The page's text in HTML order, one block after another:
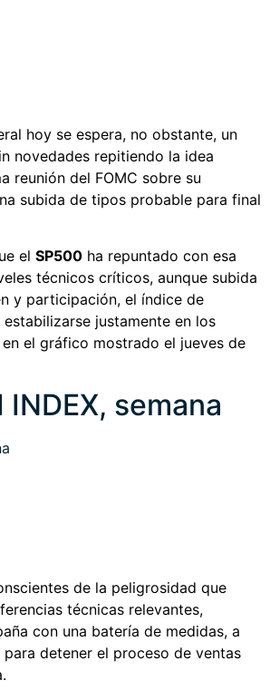
hoy se espera, no obstante, un
novedades repitiendo la idea
reunión del FOMC sobre su
subida de tipos probable para final
el SP500 ha repuntado con esa
técnicos críticos, aunque subida
y participación, el índice de
justamente en los
el gráfico mostrado el jueves de
INDEX, semana
de la peligrosidad que
técnicas relevantes,
con una batería de medidas, a
para detener el proceso de ventas